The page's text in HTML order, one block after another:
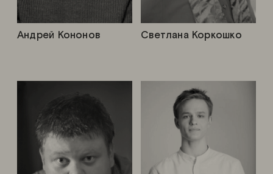
Светлана Коркошко
Андрей Кононов